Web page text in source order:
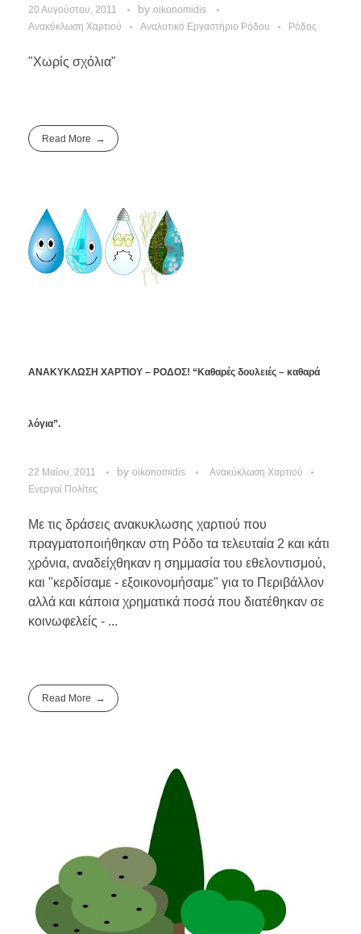
20 Αυγούστου, 2011 by oikonomidis
Ανακύκλωση Χαρτιού
Αναλυτικό Εργαστήριο Ρόδου Ρόδος
"Χωρίς σχόλια"
Read More
ΑΝΑΚΥΚΛΩΣΗ ΧΑΡΤΙΟΥ – ΡΟΔΟΣ! “Καθαρές δουλειές – καθαρά
λόγια”.
22 Μαΐου, 2011 by oikonomidis
Ανακύκλωση Χαρτιού
Ενεργοί Πολίτες
Με τις δράσεις ανακυκλωσης χαρτιού που
πραγματοποιήθηκαν στη Ρόδο τα τελευταία 2 και κάτι
χρόνια, αναδείχθηκαν η σημμασία του εθελοντισμού,
και "κερδίσαμε - εξοικονομήσαμε" για το Περιβάλλον
αλλά και κάποια χρηματικά ποσά που διατέθηκαν σε
κοινωφελείς - ...
Read More